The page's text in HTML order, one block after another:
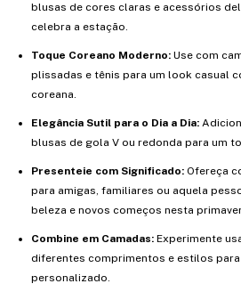
blusas de cores claras e acessórios
celebra a estação.
Toque Coreano Moderno: Use com
plissadas e tênis para um look casual
coreana.
Elegância Sutil para o Dia a Dia:
blusas de gola V ou redonda para um
Presenteie com Significado: Ofereça
para amigas, familiares ou aquela
beleza e novos começos nesta
Combine em Camadas: Experimente
diferentes comprimentos e estilos para
personalizado.